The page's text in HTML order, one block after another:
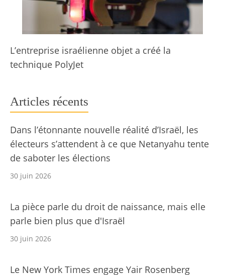
L’entreprise israélienne objet a créé la
technique PolyJet
Articles récents
Dans l’étonnante nouvelle réalité d’Israël, les
électeurs s’attendent à ce que Netanyahu tente
de saboter les élections
30 juin 2026
La pièce parle du droit de naissance, mais elle
parle bien plus que d'Israël
30 juin 2026
Le New York Times engage Yair Rosenberg